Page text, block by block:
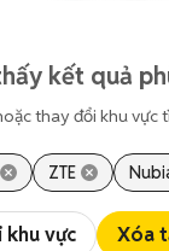
kết quả
thay đổi khu vực
ZTE
khu vực Xóa